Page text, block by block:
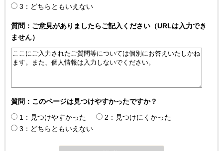
3：どちらともいえない
質問：ご意見がありましたらご記入ください（URLは入力でき
ません）
質問：このページは見つけやすかったですか？
1：見つけやすかった
2：見つけにくかった
3：どちらともいえない